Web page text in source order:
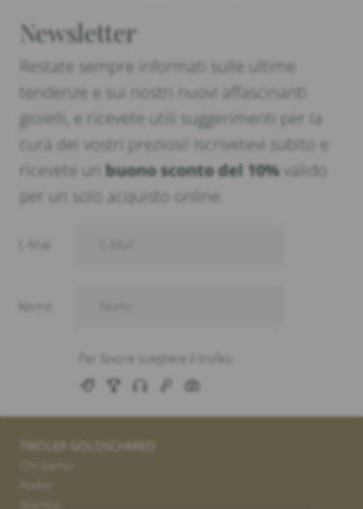
Newsletter
Restate sempre informati sulle ultime
tendenze e sui nostri nuovi affascinanti
gioielli, e ricevete utili suggerimenti per la
cura dei vostri preziosi! Iscrivetevi subito e
ricevete un buono sconto del 10%valido
per un solo acquisto online.
TIROLER GOLDSCHMIED